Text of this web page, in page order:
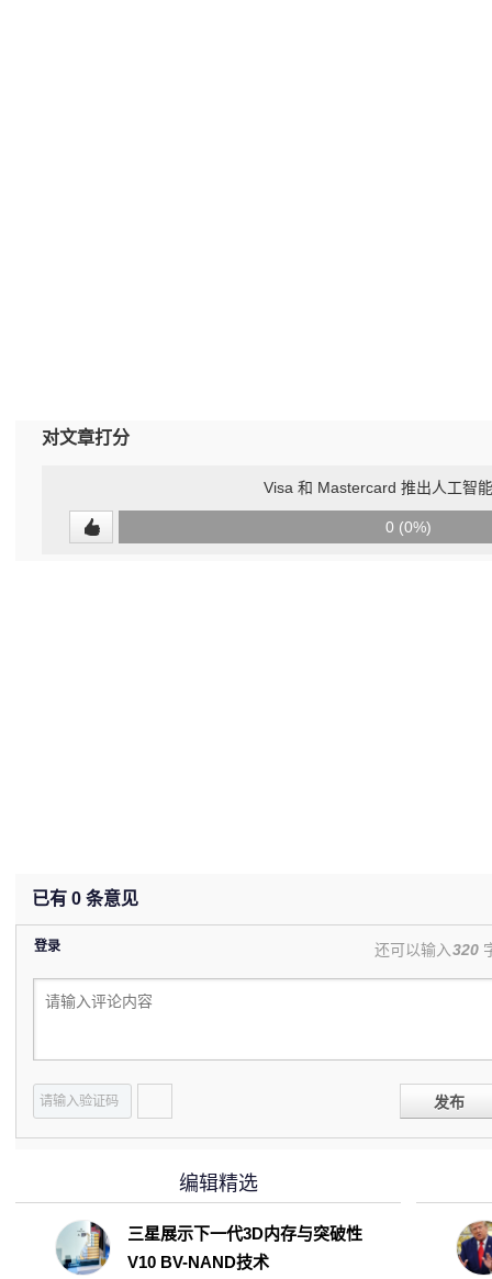
对文章打分
Visa 和 Mastercard 推出人工智
0 (0%)
已有 0 条意见
登录 还可以输入320
发布
编辑精选
三星展示下一代3D内存与突破性
V10 BV-NAND技术